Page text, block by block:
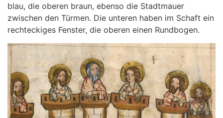
blau, die oberen braun, ebenso die Stadtmauer
zwischen den Türmen. Die unteren haben im Schaft ein
rechteckiges Fenster, die oberen einen Rundbogen.